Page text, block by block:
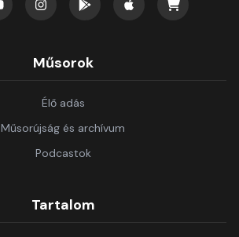
Műsorok
Élő adás
Műsorújság és archívum
Podcastok
Tartalom